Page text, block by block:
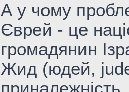
А у чому
Єврей - це
громадянин
Жид (юдей, jude